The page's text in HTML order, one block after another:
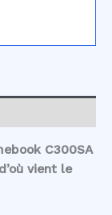
C300SA
vient le